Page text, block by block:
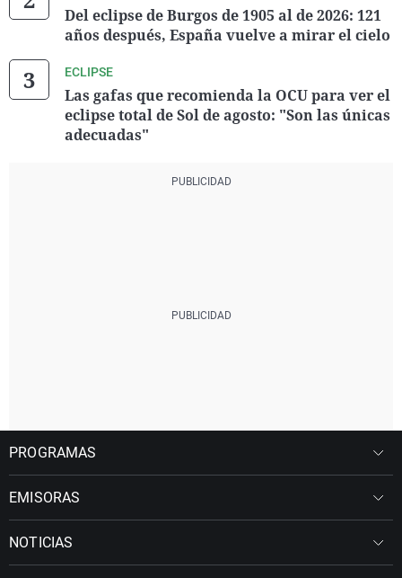
Del eclipse de Burgos de 1905 al de 2026: 121
años después, España vuelve a mirar el cielo
ECLIPSE
Las gafas que recomienda la OCU para ver el
eclipse total de Sol de agosto: "Son las únicas
adecuadas"
PROGRAMAS
EMISORAS
NOTICIAS